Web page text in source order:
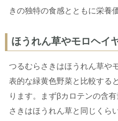
きの独特の食感とともに栄養
ほうれん草やモロヘイ
つるむらさきはほうれん草や
表的な緑黄色野菜と比較する
ります。まずβカロテンの含
さきはほうれん草と同じくら